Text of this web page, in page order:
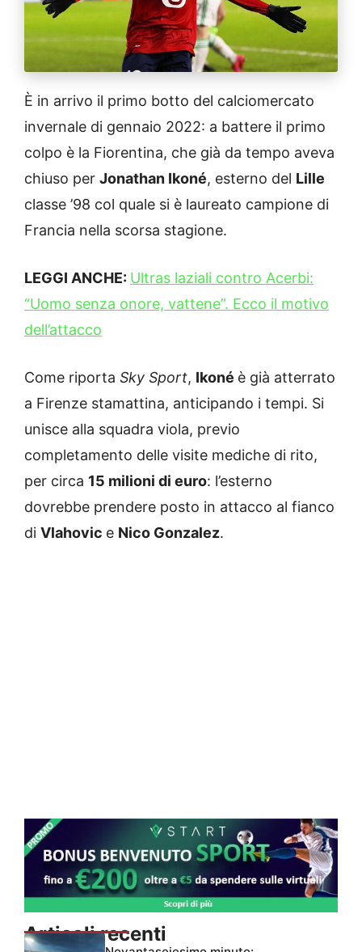
È in arrivo il primo botto del calciomercato
invernale di gennaio 2022: a battere il primo
colpo è la Fiorentina, che già da tempo aveva
chiuso per Jonathan Ikoné, esterno del Lille
classe ’98 col quale si è laureato campione di
Francia nella scorsa stagione.
LEGGI ANCHE: Ultras laziali contro Acerbi:
“Uomo senza onore, vattene”. Ecco il motivo
dell’attacco
Come riporta Sky Sport, Ikoné è già atterrato
a Firenze stamattina, anticipando i tempi. Si
unisce alla squadra viola, previo
completamento delle visite mediche di rito,
per circa 15 milioni di euro: l’esterno
dovrebbe prendere posto in attacco al fianco
di Vlahovic e Nico Gonzalez.
Articoli recenti